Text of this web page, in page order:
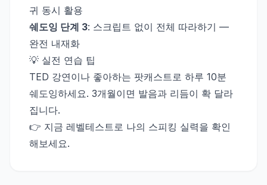
귀 동시 활용
쉐도잉 단계 3: 스크립트 없이 전체 따라하기 —
완전 내재화
💡 실전 연습 팁
TED 강연이나 좋아하는 팟캐스트로 하루 10분
쉐도잉하세요. 3개월이면 발음과 리듬이 확 달라
집니다.
👉 지금 레벨테스트로 나의 스피킹 실력을 확인
해보세요.